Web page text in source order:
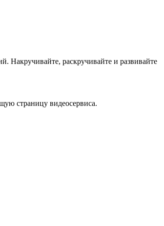
Накручивайте, раскручивайте и развивайте
страницу видеосервиса.